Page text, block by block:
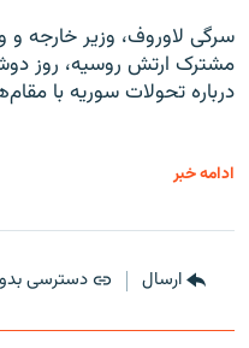
سرگی لاوروف، وزیر خارجه
مشترک ارتش روسیه، روز
درباره تحولات سوریه با
ادامه خبر
ارسال دسترسی